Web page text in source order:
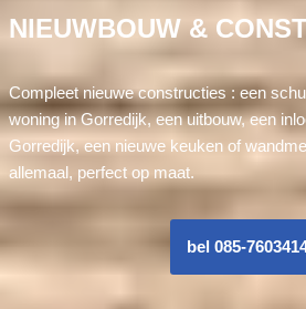
NIEUWBOUW &
Compleet nieuwe constructies : een
woning in Gorredijk, een uitbouw, een
Gorredijk, een nieuwe keuken of
allemaal, perfect op maat.
bel 085-